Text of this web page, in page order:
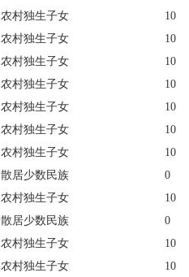
农村独生子女
10
农村独生子女
10
农村独生子女
10
农村独生子女
10
农村独生子女
10
农村独生子女
10
农村独生子女
10
散居少数民族
0
农村独生子女
10
散居少数民族
0
农村独生子女
10
农村独生子女
10